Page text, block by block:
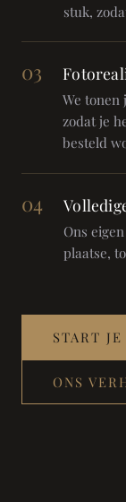
stuk,
03
We tonen
zodat je
besteld
04
Ons
plaatse,
START
ONS